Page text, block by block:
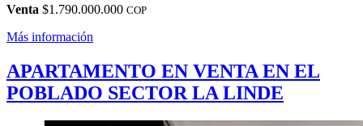
Venta $1.790.000.000 COP
Más información
APARTAMENTO EN VENTA EN EL
POBLADO SECTOR LA LINDE